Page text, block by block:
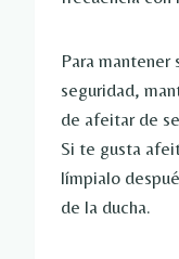
Para
seguridad,
de afeitar de
Si te gusta
límpialo
de la ducha.